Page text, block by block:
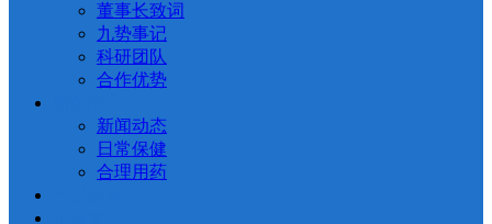
董事长致词
九势事记
科研团队
合作优势
新闻动态
日常保健
合理用药